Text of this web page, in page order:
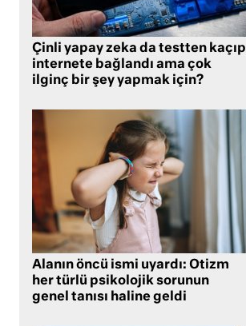
Çinli yapay zeka da testten kaçıp
internete bağlandı ama çok
ilginç bir şey yapmak için?
Alanın öncü ismi uyardı: Otizm
her türlü psikolojik sorunun
genel tanısı haline geldi